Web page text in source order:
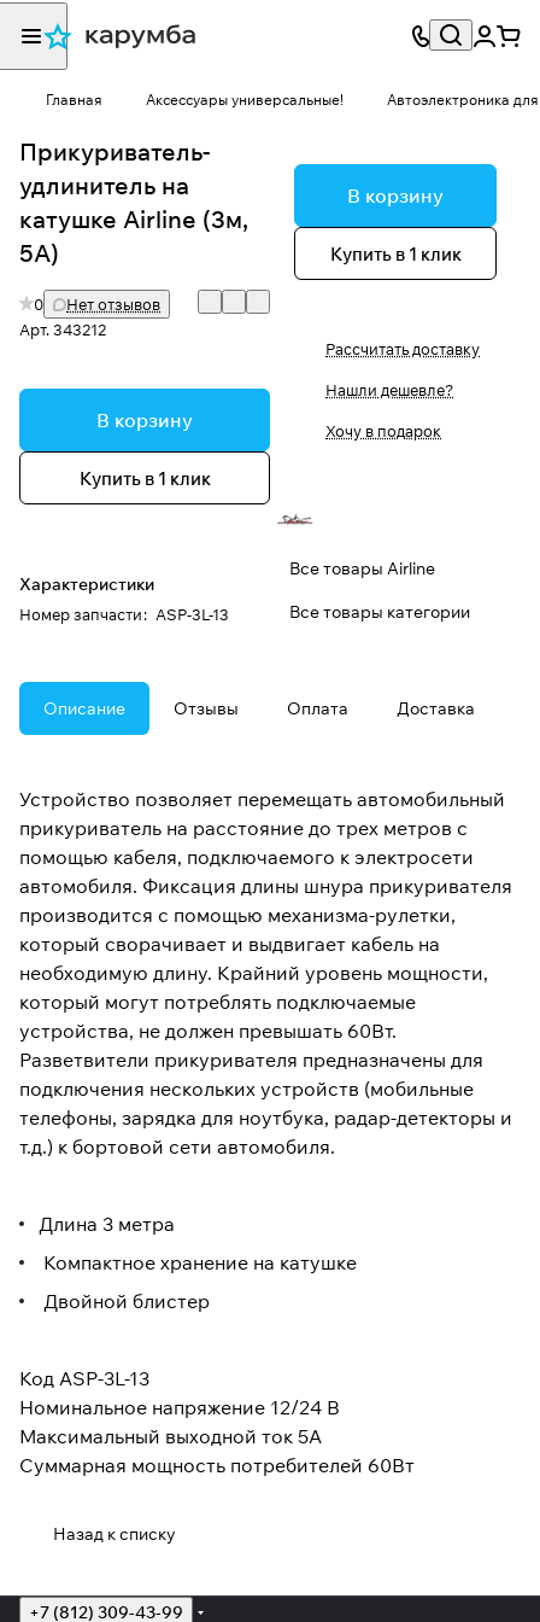
Главная Аксессуары универсальные! Автоэлектроника
Прикуриватель-
удлинитель на
катушке Airline (3м,
5А)
0
Нет отзывов
Арт.343212
В корзину
Купить в 1 клик
Характеристики
Номер запчасти: ASP-3L-13
В корзину
Купить в 1 клик
Рассчитать доставку
Нашли дешевле?
Хочу в подарок
Все товары Airline
Все товары категории
Описание Отзывы Оплата Доставка
Устройство позволяет перемещать автомобильный
прикуриватель на расстояние до трех метров с
помощью кабеля, подключаемого к электросети
автомобиля. Фиксация длины шнура прикуривателя
производится с помощью механизма-рулетки,
который сворачивает и выдвигает кабель на
необходимую длину. Крайний уровень мощности,
который могут потреблять подключаемые
устройства, не должен превышать 60Вт.
Разветвители прикуривателя предназначены для
подключения нескольких устройств (мобильные
телефоны, зарядка для ноутбука, радар-детекторы и
т.д.) к бортовой сети автомобиля.
Длина 3 метра
Компактное хранение на катушке
Двойной блистер
Код ASP-3L-13
Номинальное напряжение 12/24 В
Максимальный выходной ток 5А
Суммарная мощность потребителей 60Вт
Назад к списку
+7 (812) 309-43-99